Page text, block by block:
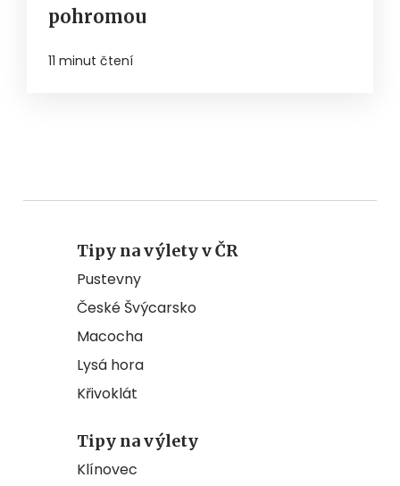
pohromou
11 minut čtení
Tipy na výlety v ČR
Pustevny
České Švýcarsko
Macocha
Lysá hora
Křivoklát
Tipy na výlety
Klínovec